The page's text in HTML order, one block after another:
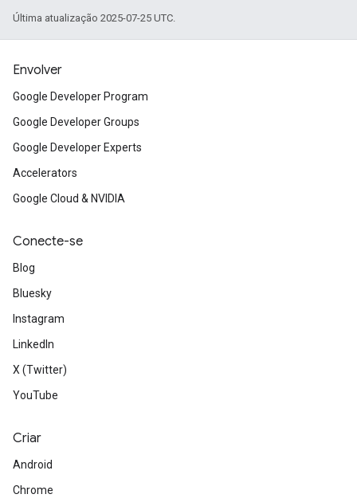
Última atualização 2025-07-25 UTC.
Envolver
Google Developer Program
Google Developer Groups
Google Developer Experts
Accelerators
Google Cloud & NVIDIA
Conecte-se
Blog
Bluesky
Instagram
LinkedIn
X (Twitter)
YouTube
Criar
Android
Chrome